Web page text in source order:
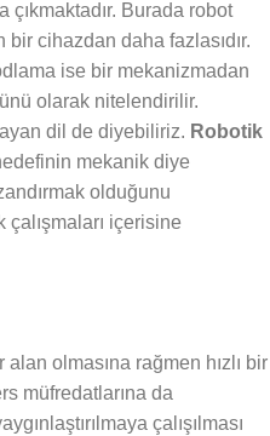
çıkmaktadır. Burada robot
cihazdan daha fazlasıdır.
ise bir mekanizmadan
olarak nitelendirilir.
dil de diyebiliriz. Robotik
mekanik diye
olduğunu
çalışmaları içerisine
olmasına rağmen hızlı bir
müfredatlarına da
çalışılması